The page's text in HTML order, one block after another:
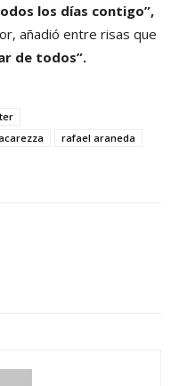
los días contigo”,
añadió entre risas que
de todos”.
rafael araneda